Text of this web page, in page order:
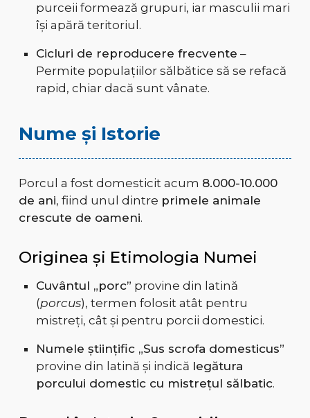
purceii formează grupuri, iar masculii mari
își apără teritoriul.
Cicluri de reproducere frecvente –
Permite populațiilor sălbătice să se refacă
rapid, chiar dacă sunt vânate.
Nume și Istorie
Porcul a fost domesticit acum 8.000-10.000
de ani, fiind unul dintre primele animale
crescute de oameni.
Originea și Etimologia Numei
Cuvântul „porc” provine din latină
(porcus), termen folosit atât pentru
mistreți, cât și pentru porcii domestici.
Numele științific „Sus scrofa domesticus”
provine din latină și indică legătura
porcului domestic cu mistrețul sălbatic.